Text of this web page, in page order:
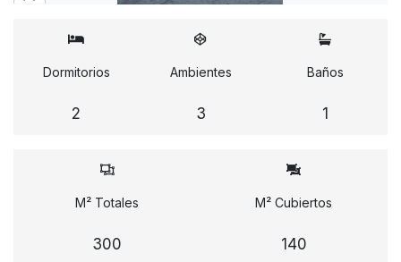
Dormitorios
2
Ambientes
3
Baños
1
M² Totales
300
M² Cubiertos
140